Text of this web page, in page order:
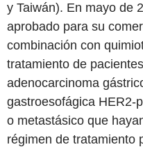
y Taiwán). En mayo de
aprobado para su
combinación con
tratamiento de
adenocarcinoma
gastroesofágica HER2-
o metastásico que
régimen de tratamiento